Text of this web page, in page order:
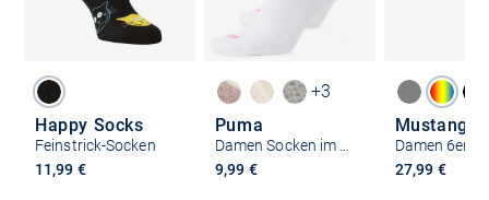
Happy Socks
Feinstrick-Socken
11,99 €
+3
Puma
Damen Socken im 2er-Pack
9,99 €
Mustang
27,99 €